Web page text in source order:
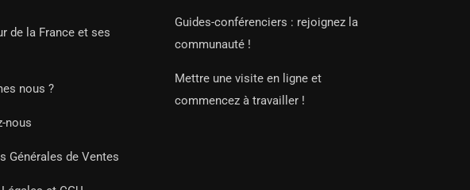
de la France et ses
nous ?
nous
Générales de Ventes
Guides-conférenciers : rejoignez la
communauté !
Mettre une visite en ligne et
commencez à travailler !